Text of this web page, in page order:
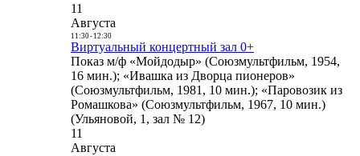
11
Августа
11:30- 12:30
Виртуальный концертный зал 0+
Показ м/ф «Мойдодыр» (Союзмультфильм, 1954,
16 мин.); «Ивашка из Дворца пионеров»
(Союзмультфильм, 1981, 10 мин.); «Паровозик из
Ромашкова» (Союзмультфильм, 1967, 10 мин.)
(Ульяновой, 1, зал № 12)
11
Августа